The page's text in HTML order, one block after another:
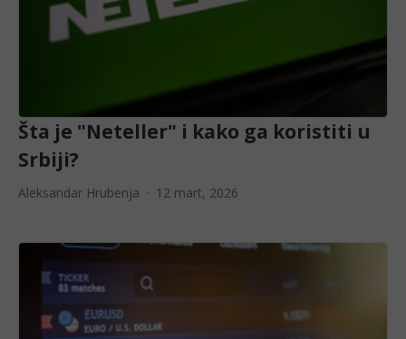
Šta je "Neteller" i kako ga koristiti u
Srbiji?
Aleksandar Hrubenja 12 mart, 2026